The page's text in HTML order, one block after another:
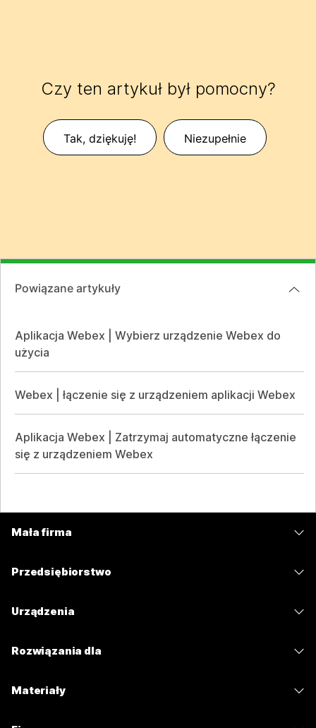
Czy ten artykuł był pomocny?
Tak, dziękuję! Niezupełnie
Powiązane artykuły
Aplikacja Webex | Wybierz urządzenie Webex do
użycia
Webex | łączenie się z urządzeniem aplikacji Webex
Aplikacja Webex | Zatrzymaj automatyczne łączenie
się z urządzeniem Webex
Mała firma
Przedsiębiorstwo
Urządzenia
Rozwiązania dla
Materiały